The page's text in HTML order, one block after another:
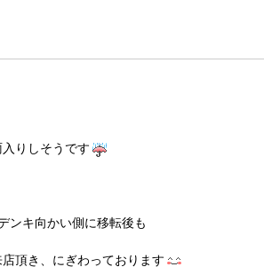
りしそうです
キ向かい側に移転後も
頂き、にぎわっております